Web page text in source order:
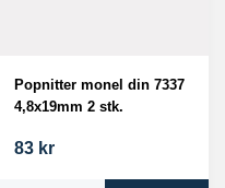
Popnitter monel din 7337
4,8x19mm 2 stk.
83 kr